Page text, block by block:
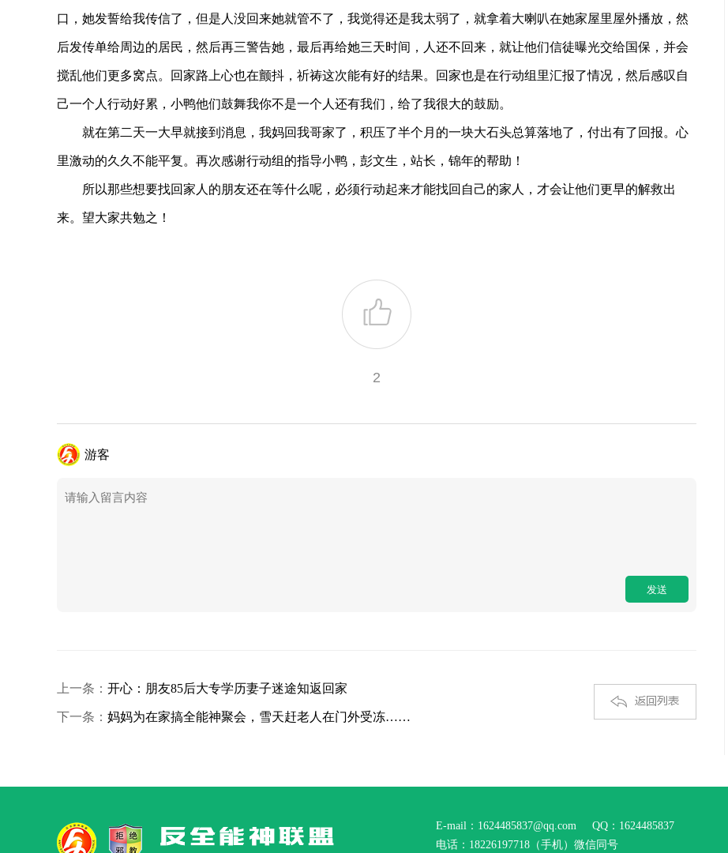
口，她发誓给我传信了，但是人没回来她就管不了，我觉得还是我太弱了，就拿着大喇叭在她家屋里屋外播放，然
后发传单给周边的居民，然后再三警告她，最后再给她三天时间，人还不回来，就让他们信徒曝光交给国保，并会
搅乱他们更多窝点。回家路上心也在颤抖，祈祷这次能有好的结果。回家也是在行动组里汇报了情况，然后感叹自
己一个人行动好累，小鸭他们鼓舞我你不是一个人还有我们，给了我很大的鼓励。
就在第二天一大早就接到消息，我妈回我哥家了，积压了半个月的一块大石头总算落地了，付出有了回报。心
里激动的久久不能平复。再次感谢行动组的指导小鸭，彭文生，站长，锦年的帮助！
所以那些想要找回家人的朋友还在等什么呢，必须行动起来才能找回自己的家人，才会让他们更早的解救出
来。望大家共勉之！
2
游客
上一条： 开心：朋友85后大专学历妻子迷途知返回家
下一条： 妈妈为在家搞全能神聚会，雪天赶老人在门外受冻……
E-mail：1624485837@qq.com
QQ：1624485837
电话：18226197718（手机）微信同号